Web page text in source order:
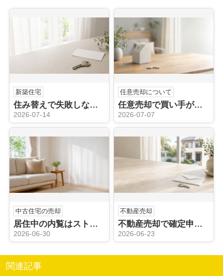
新築住宅
住み替えで失敗しないためには？価格や時期の注意点についても解説
2026-07-14
任意売却について
任意売却で買い手がつかない理由は？競売のリスクや価格見直しも解説
2026-07-07
中古住宅の売却
居住中の内覧はストレスになる？売却時の負担を減らす工夫も解説
2026-06-30
不動産売却
不動産売却で確定申告は不要？申告が必要なケースや注意点も解説
2026-06-23
関連記事